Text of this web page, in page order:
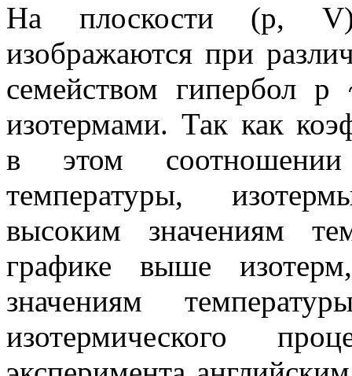
На плоскости (p, V
изображаются при
семейством гиперболp
изотермами. Так как
в этом
температуры,
высоким значениям
графике выше
значениям
изотермического